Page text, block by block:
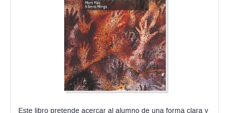
Este libro pretende acercar al alumno de una forma clara y